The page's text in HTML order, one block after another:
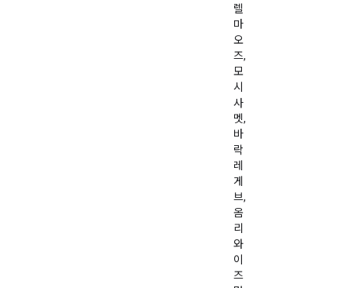
렐
마
오
즈,
모
시
사
멧,
바
락
레
게
브,
옴
리
와
이
즈